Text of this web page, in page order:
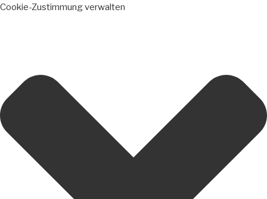
Cookie-Zustimmung verwalten